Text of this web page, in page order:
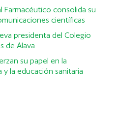
Farmacéutico consolida su
científicas
presidenta del Colegio
de Álava
su papel en la
la educación sanitaria